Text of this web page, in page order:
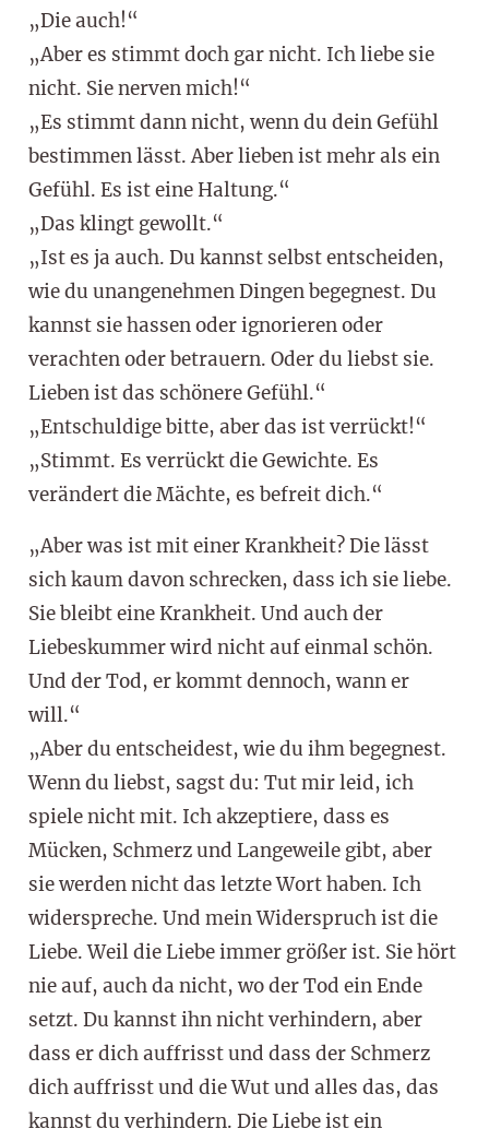
„Die auch!“
„Aber es stimmt doch gar nicht. Ich liebe sie
nicht. Sie nerven mich!“
„Es stimmt dann nicht, wenn du dein Gefühl
bestimmen lässt. Aber lieben ist mehr als ein
Gefühl. Es ist eine Haltung.“
„Das klingt gewollt.“
„Ist es ja auch. Du kannst selbst entscheiden,
wie du unangenehmen Dingen begegnest. Du
kannst sie hassen oder ignorieren oder
verachten oder betrauern. Oder du liebst sie.
Lieben ist das schönere Gefühl.“
„Entschuldige bitte, aber das ist verrückt!“
„Stimmt. Es verrückt die Gewichte. Es
verändert die Mächte, es befreit dich.“
„Aber was ist mit einer Krankheit? Die lässt
sich kaum davon schrecken, dass ich sie liebe.
Sie bleibt eine Krankheit. Und auch der
Liebeskummer wird nicht auf einmal schön.
Und der Tod, er kommt dennoch, wann er
will.“
„Aber du entscheidest, wie du ihm begegnest.
Wenn du liebst, sagst du: Tut mir leid, ich
spiele nicht mit. Ich akzeptiere, dass es
Mücken, Schmerz und Langeweile gibt, aber
sie werden nicht das letzte Wort haben. Ich
widerspreche. Und mein Widerspruch ist die
Liebe. Weil die Liebe immer größer ist. Sie hört
nie auf, auch da nicht, wo der Tod ein Ende
setzt. Du kannst ihn nicht verhindern, aber
dass er dich auffrisst und dass der Schmerz
dich auffrisst und die Wut und alles das, das
kannst du verhindern. Die Liebe ist ein